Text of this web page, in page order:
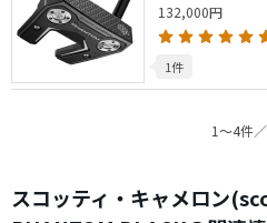
132,000円
1件
1〜4件
スコッティ・キャメロン